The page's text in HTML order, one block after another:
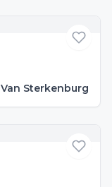
Van Sterkenburg